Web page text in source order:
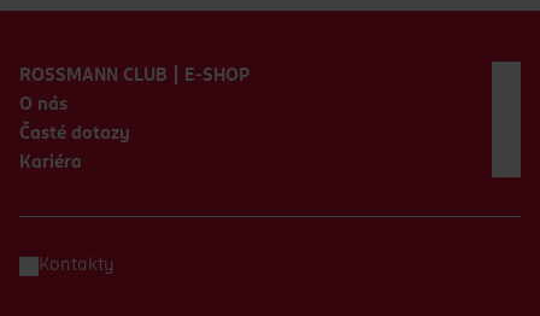
ROSSMANN CLUB | E-SHOP
O nás
Časté dotazy
Kariéra
Kontakty